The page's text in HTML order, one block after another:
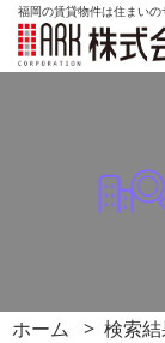
福岡の賃貸物件は住まい
ホーム
検索